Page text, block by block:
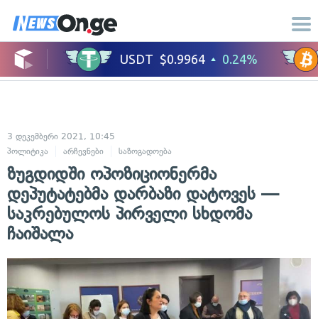
3 დეკემბერი 2021, 10:45
პოლიტიკა
არჩევნები საზოგადოება
ზუგდიდში ოპოზიციონერმა
დეპუტატებმა დარბაზი დატოვეს —
საკრებულოს პირველი სხდომა
ჩაიშალა